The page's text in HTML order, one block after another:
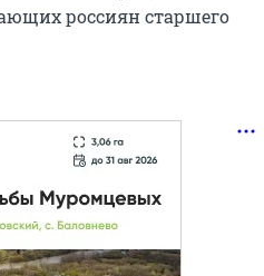
россиян старшего